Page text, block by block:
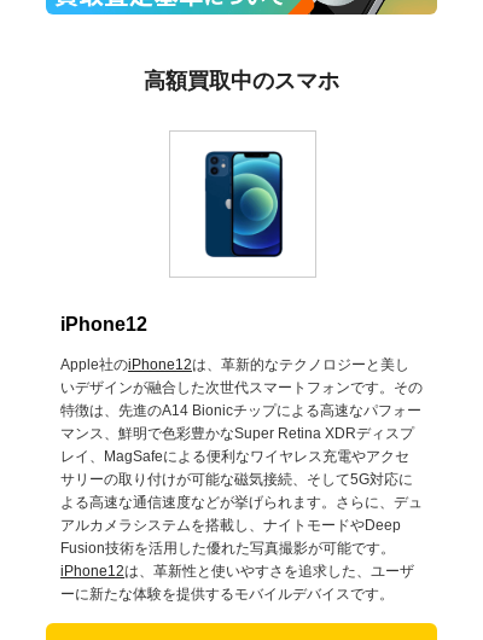
高額買取中のスマホ
iPhone12
Apple社のiPhone12は、革新的なテクノロジーと美し
いデザインが融合した次世代スマートフォンです。その
特徴は、先進のA14 Bionicチップによる高速なパフォー
マンス、鮮明で色彩豊かなSuper Retina XDRディスプ
レイ、MagSafeによる便利なワイヤレス充電やアクセ
サリーの取り付けが可能な磁気接続、そして5G対応に
よる高速な通信速度などが挙げられます。さらに、デュ
アルカメラシステムを搭載し、ナイトモードやDeep
Fusion技術を活用した優れた写真撮影が可能です。
iPhone12は、革新性と使いやすさを追求した、ユーザ
ーに新たな体験を提供するモバイルデバイスです。